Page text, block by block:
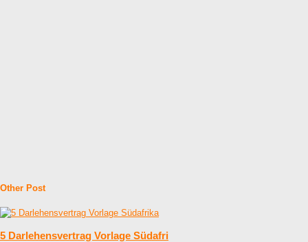
Other Post
5 Darlehensvertrag Vorlage Südafri